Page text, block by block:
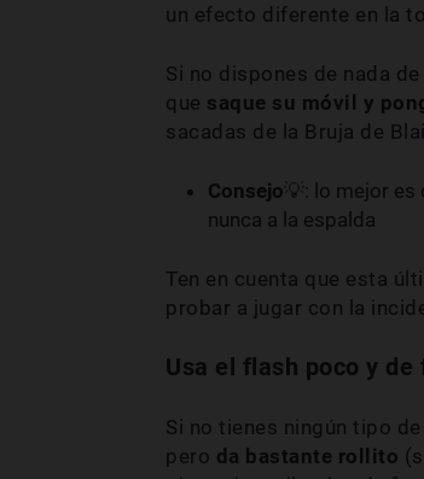
un efecto diferente en la
Si no dispones de nada
que saque su móvil y
sacadas de la Bruja de
Consejo💡: lo mejor es
nunca a la espalda
Ten en cuenta que esta
probar a jugar con la
Usa el flash poco y
Si no tienes ningún tipo de
pero da bastante rollito